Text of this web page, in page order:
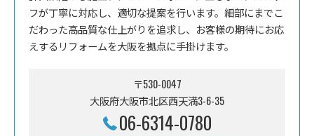
フが丁寧に対応し、適切な提案を行います。細部にまでこ
だわった高品質な仕上がりを追求し、お客様の期待にお応
えするリフォームを大阪を拠点に手掛けます。
〒530-0047
大阪府大阪市北区西天満3-6-35
06-6314-0780